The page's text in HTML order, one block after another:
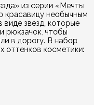
из серии «Мечты
красавицу необычным
виде звезд, которые
рюкзачок, чтобы
в дорогу. В набор
оттенков косметики: